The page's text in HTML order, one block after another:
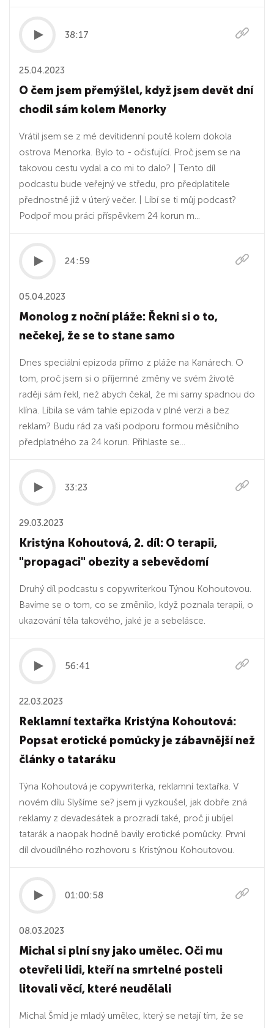
38:17
25.04.2023
O čem jsem přemýšlel, když jsem devět dní
chodil sám kolem Menorky
Vrátil jsem se z mé devítidenní poutě kolem dokola
ostrova Menorka. Bylo to - očisťující. Proč jsem se na
takovou cestu vydal a co mi to dalo? | Tento díl
podcastu bude veřejný ve středu, pro předplatitele
přednostně již v úterý večer. | Líbí se ti můj podcast?
Podpoř mou práci příspěvkem 24 korun m...
24:59
05.04.2023
Monolog z noční pláže: Řekni si o to,
nečekej, že se to stane samo
Dnes speciální epizoda přímo z pláže na Kanárech. O
tom, proč jsem si o příjemné změny ve svém životě
raději sám řekl, než abych čekal, že mi samy spadnou do
klína. Líbila se vám tahle epizoda v plné verzi a bez
reklam? Budu rád za vaši podporu formou měsíčního
předplatného za 24 korun. Přihlaste se...
33:23
29.03.2023
Kristýna Kohoutová, 2. díl: O terapii,
"propagaci" obezity a sebevědomí
Druhý díl podcastu s copywriterkou Týnou Kohoutovou.
Bavíme se o tom, co se změnilo, když poznala terapii, o
ukazování těla takového, jaké je a sebelásce.
56:41
22.03.2023
Reklamní textařka Kristýna Kohoutová:
Popsat erotické pomůcky je zábavnější než
články o tataráku
Týna Kohoutová je copywriterka, reklamní textařka. V
novém dílu Slyšíme se? jsem ji vyzkoušel, jak dobře zná
reklamy z devadesátek a prozradí také, proč ji ubíjel
tatarák a naopak hodně bavily erotické pomůcky. První
díl dvoudílného rozhovoru s Kristýnou Kohoutovou.
01:00:58
08.03.2023
Michal si plní sny jako umělec. Oči mu
otevřeli lidi, kteří na smrtelné posteli
litovali věcí, které neudělali
Michal Šmíd je mladý umělec, který se netají tím, že se